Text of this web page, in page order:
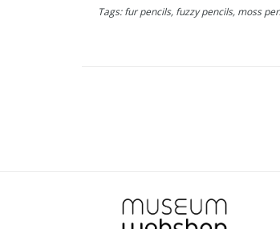
Tags: fur pencils, fuzzy pencils, moss